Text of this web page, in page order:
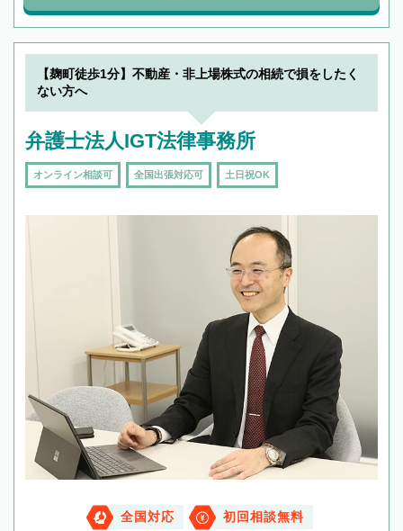
【麹町徒歩1分】不動産・非上場株式の相続で損をしたく
ない方へ
弁護士法人IGT法律事務所
オンライン相談可 全国出張対応可 土日祝OK
全国対応 初回相談無料